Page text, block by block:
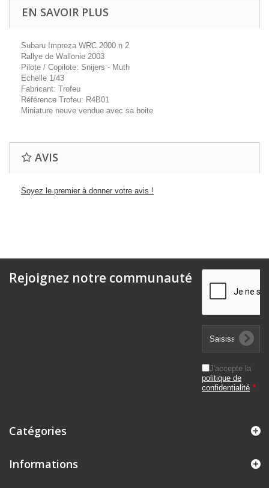
EN SAVOIR PLUS
Subaru Impreza WRC 2000 n 2
Rallye de Wallonie 2003
Pilote / Copilote: Snijers - Muth
Echelle 1/43
Fabricant: Trofeu
Référence Trofeu: R4B01
Miniature neuve vendue avec sa boite
AVIS
Soyez le premier à donner votre avis !
Rejoignez notre communauté
J'accepte la
politique de
confidentialité *
Catégories
Informations